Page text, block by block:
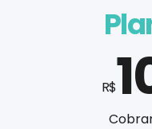
R$